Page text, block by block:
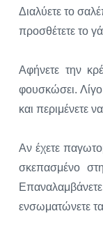
Διαλύετε το
προσθέτετε το
Αφήνετε την
φουσκώσει. Λίγο
και περιμένετε
Αν έχετε
σκεπασμένο
ενσωματώνετε